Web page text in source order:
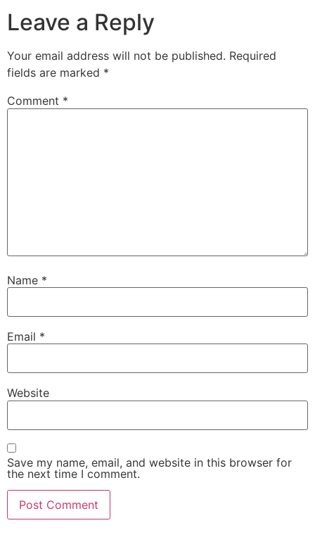
Leave a Reply
Your email address will not be published. Required
fields are marked *
Comment *
Name *
Email *
Website
Save my name, email, and website in this browser for
the next time I comment.